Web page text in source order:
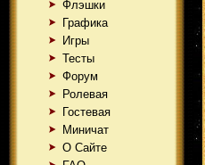
Флэшки
Графика
Игры
Тесты
Форум
Ролевая
Гостевая
Миничат
О Сайте